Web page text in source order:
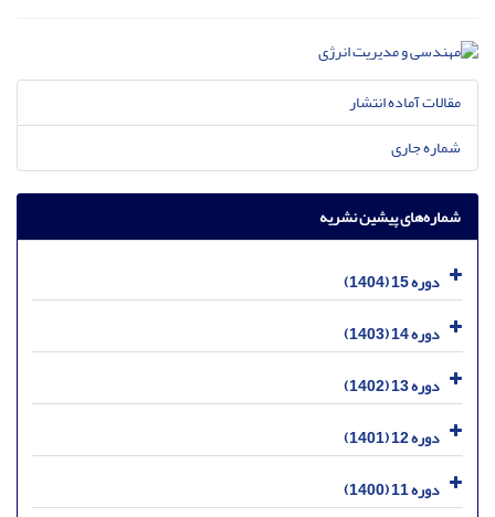
مقالات آماده انتشار
شماره جاری
شماره‌های پیشین نشریه
دوره 15 (1404)
دوره 14 (1403)
دوره 13 (1402)
دوره 12 (1401)
دوره 11 (1400)